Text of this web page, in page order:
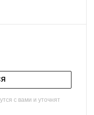
с вами и уточнят